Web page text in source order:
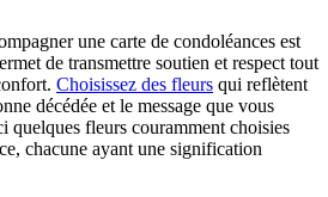
une carte de condoléances est
de transmettre soutien et respect tout
Choisissez des fleurs qui reflètent
décédée et le message que vous
quelques fleurs couramment choisies
chacune ayant une signification